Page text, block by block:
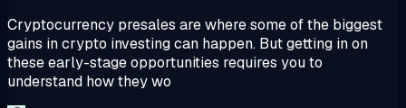
Cryptocurrency presales are where some of the biggest
gains in crypto investing can happen. But getting in on
these early-stage opportunities requires you to
understand how they wo